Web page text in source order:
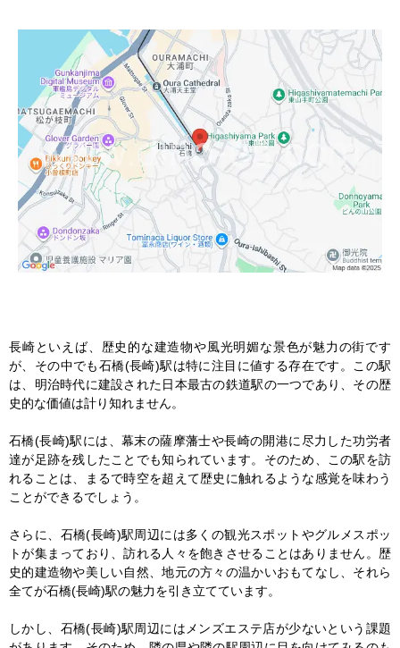
長崎といえば、歴史的な建造物や風光明媚な景色が魅力の街です
が、その中でも石橋(長崎)駅は特に注目に値する存在です。この駅
は、明治時代に建設された日本最古の鉄道駅の一つであり、その歴
史的な価値は計り知れません。
石橋(長崎)駅には、幕末の薩摩藩士や長崎の開港に尽力した功労者
達が足跡を残したことでも知られています。そのため、この駅を訪
れることは、まるで時空を超えて歴史に触れるような感覚を味わう
ことができるでしょう。
さらに、石橋(長崎)駅周辺には多くの観光スポットやグルメスポッ
トが集まっており、訪れる人々を飽きさせることはありません。歴
史的建造物や美しい自然、地元の方々の温かいおもてなし、それら
全てが石橋(長崎)駅の魅力を引き立てています。
しかし、石橋(長崎)駅周辺にはメンズエステ店が少ないという課題